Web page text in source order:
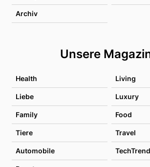
Archiv
Unsere
Health Living
Liebe Luxury
Family Food
Tiere Travel
Automobile